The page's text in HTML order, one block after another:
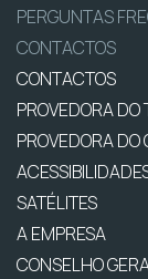
PERGUNTAS
CONTACTOS
CONTACTOS
PROVEDORA DO
PROVEDORA DO
SATÉLITES
A EMPRESA
CONSELHO